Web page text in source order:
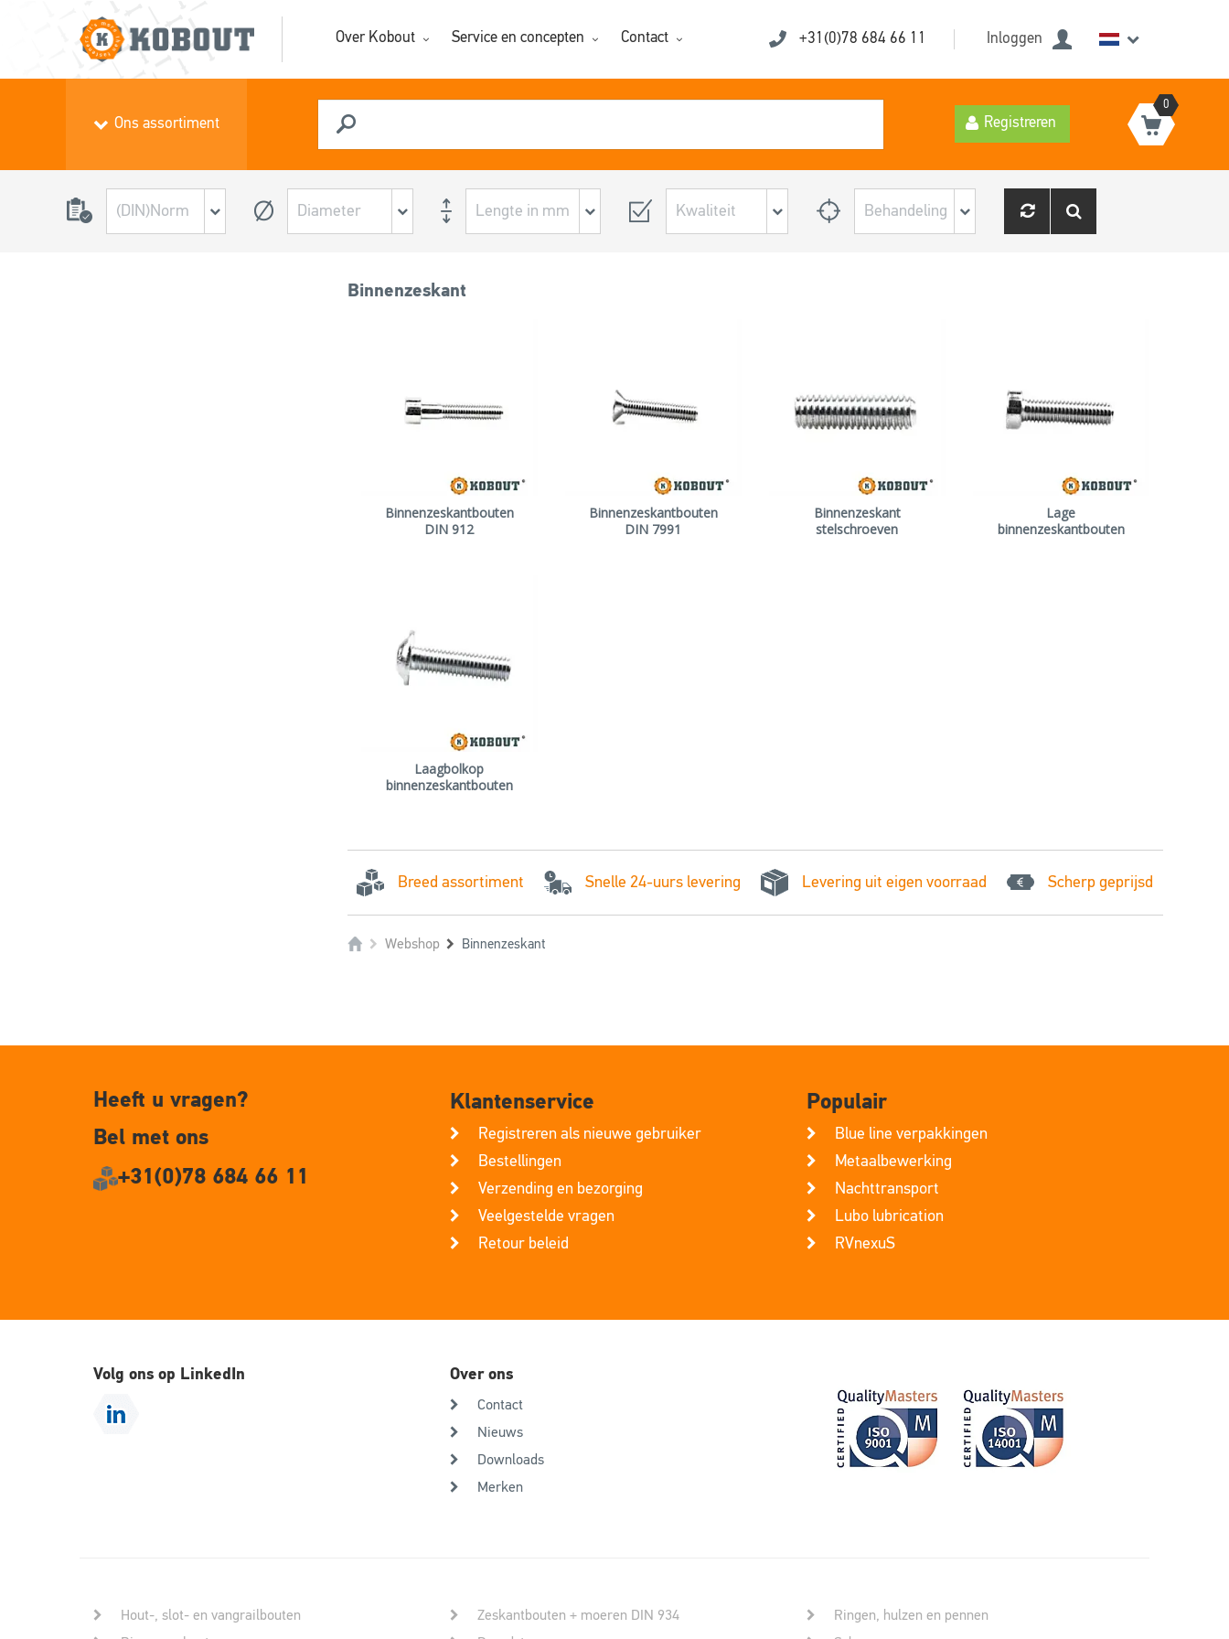
Over Kobout Service en concepten Contact +31(0)78 684 66 11 Inloggen
Ons assortiment Registreren
0
Binnenzeskant
Binnenzeskantbouten
DIN 912
Binnenzeskantbouten
DIN 7991
Binnenzeskant
stelschroeven
Lage
binnenzeskantbouten
Laagbolkop
binnenzeskantbouten
Breed assortiment Snelle 24-uurs levering Levering uit eigen voorraad Scherp geprijsd
Webshop Binnenzeskant
Heeft u vragen?
Bel met ons
+31(0)78 684 66 11
Klantenservice
Registreren als nieuwe gebruiker
Bestellingen
Verzending en bezorging
Veelgestelde vragen
Retour beleid
Populair
Blue line verpakkingen
Metaalbewerking
Nachttransport
Lubo lubrication
RVnexuS
Volg ons op LinkedIn Over ons
Contact
Nieuws
Downloads
Merken
Hout-, slot- en vangrailbouten
Zeskantbouten + moeren DIN 934
Ringen, hulzen en pennen